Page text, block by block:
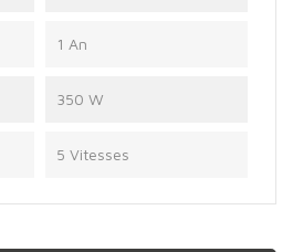
1 An
350 W
5 Vitesses